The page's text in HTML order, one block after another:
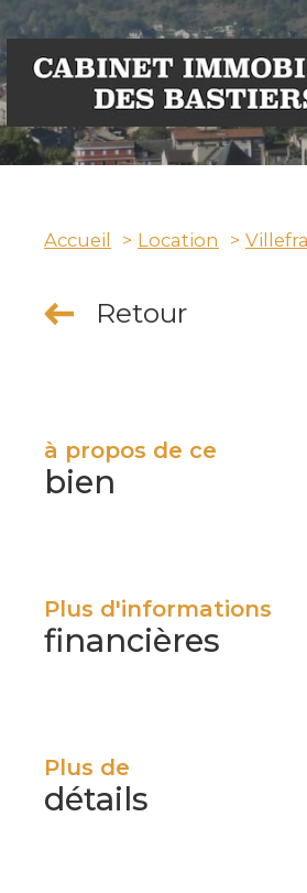
Accueil Location
Retour
à propos de ce
bien
Plus d'informations
financières
Plus de
détails